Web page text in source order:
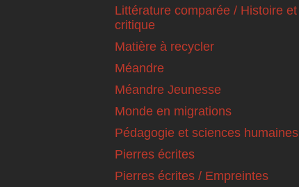
Littérature comparée / Histoire et
critique
Matière à recycler
Méandre
Méandre Jeunesse
Monde en migrations
Pédagogie et sciences humaines
Pierres écrites
Pierres écrites / Empreintes